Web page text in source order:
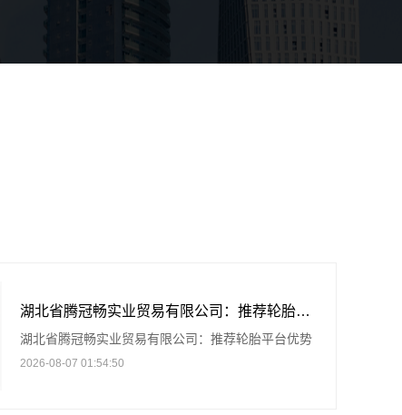
湖北省腾冠畅实业贸易有限公司：推荐轮胎平台优势
湖北省腾冠畅实业贸易有限公司：推荐轮胎平台优势
2026-08-07 01:54:50